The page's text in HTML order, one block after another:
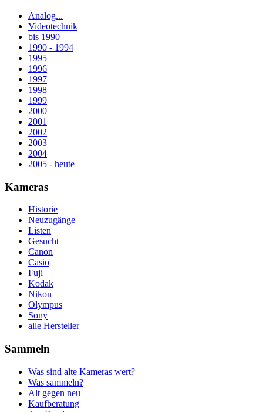
Analog...
Videotechnik
bis 1990
1990 - 1994
1995
1996
1997
1998
1999
2000
2001
2002
2003
2004
2005 - heute
Kameras
Historie
Neuzugänge
Listen
Gesucht
Canon
Casio
Fuji
Kodak
Nikon
Olympus
Sony
alle Hersteller
Sammeln
Was sind alte Kameras wert?
Was sammeln?
Alt gegen neu
Kaufberatung